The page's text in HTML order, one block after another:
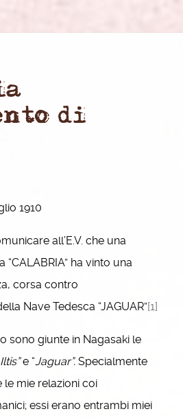
di
1910
all’E.V. che una
ha vinto una
corsa contro
Nave Tedesca “JAGUAR”[1]
sono giunte in Nagasaki le
Iltis”e “Jaguar”. Specialmente
mie relazioni coi
essi erano entrambi miei